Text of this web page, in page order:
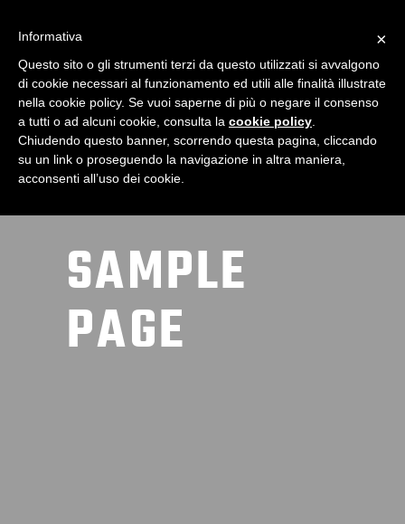
SAMPLE
PAGE
×
Informativa
Questo sito o gli strumenti terzi da questo utilizzati si avvalgono
di cookie necessari al funzionamento ed utili alle finalità illustrate
nella cookie policy. Se vuoi saperne di più o negare il consenso
a tutti o ad alcuni cookie, consulta la cookie policy
Chiudendo questo banner, scorrendo questa pagina, cliccando
su un link o proseguendo la navigazione in altra maniera,
acconsenti all’uso dei cookie.